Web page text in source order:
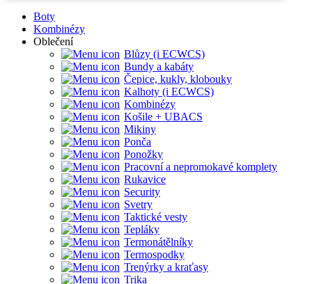
Boty
Kombinézy
Oblečení
Blůzy (i ECWCS)
Bundy a kabáty
Čepice, kukly, klobouky
Kalhoty (i ECWCS)
Kombinézy
Košile + UBACS
Mikiny
Ponča
Ponožky
Pracovní a nepromokavé komplety
Rukavice
Security
Svetry
Taktické vesty
Tepláky
Termonátělníky
Termospodky
Trenýrky a kraťasy
Trika